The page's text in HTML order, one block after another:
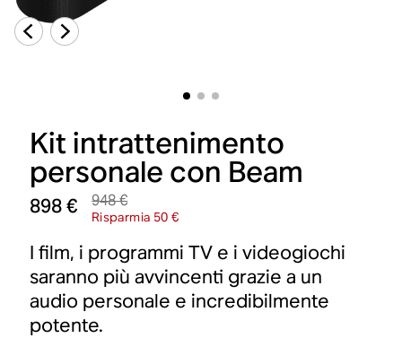
Kit intrattenimento
personale con Beam
898 € 948 €
Risparmia 50 €
I film, i programmi TV e i videogiochi
saranno più avvincenti grazie a un
audio personale e incredibilmente
potente.